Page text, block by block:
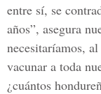
entre sí, se
años”, asegura
necesitaríamos,
vacunar a toda
¿cuántos